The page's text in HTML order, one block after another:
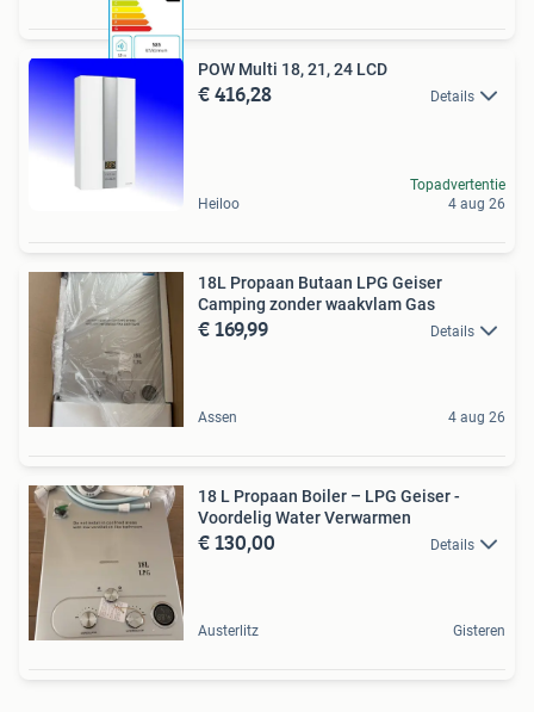
POW Multi 18, 21, 24 LCD
€ 416,28 Details
Heiloo
Topadvertentie
4 aug 26
18L Propaan Butaan LPG Geiser
Camping zonder waakvlam Gas
€ 169,99 Details
Assen 4 aug 26
18 L Propaan Boiler – LPG Geiser -
Voordelig Water Verwarmen
€ 130,00 Details
Austerlitz Gisteren